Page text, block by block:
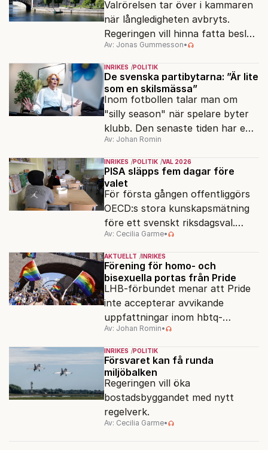
Valrörelsen tar över i kammaren
när långledigheten avbryts.
Regeringen vill hinna fatta beslut
före valet – men oppositionen
ser sin chans att pressa
Tidösidan.
Av: Jonas Gummesson•
INRIKES POLITIK
De svenska partibytarna: ”Är lite
som en skilsmässa”
Inom fotbollen talar man om
"silly season" när spelare byter
klubb. Den senaste tiden har en
rad svenska politiker bytt parti –
men varför, och vad skiljer
partiernas interna kulturer åt?
Av: Johan Romin
INRIKES POLITIK VAL 2026
PISA släpps fem dagar före
valet
För första gången offentliggörs
OECD:s stora kunskapsmätning
före ett svenskt riksdagsval.
Resultatet kan ge skolfrågan ny
kraft under valrörelsens sista
dagar.
Av: Cecilia Garme•
AKTUELLT INRIKES
Förening för homo- och
bisexuella portas från Pride
LHB-förbundet menar att Pride
inte accepterar avvikande
uppfattningar inom hbtq-
rörelsen. "Vi har inga problem
med transpersoner", säger
ordföranden Linn Saarinen.
Av: Johan Romin•
INRIKES POLITIK
Försvaret kan få runda
miljöbalken
Regeringen vill öka
bostadsbyggandet med nytt
regelverk.
Av: Cecilia Garme•